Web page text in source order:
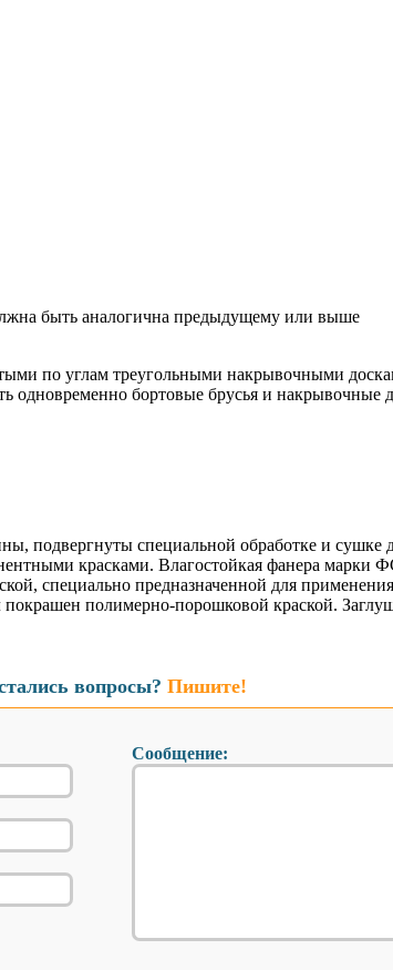
быть аналогична предыдущему или выше
по углам треугольными накрывочными
одновременно бортовые брусья и накрывочные
подвергнуты специальной обработке и
красками. Влагостойкая фанера марки
специально предназначенной для
полимерно-порошковой краской.
вопросы? Пишите!
Сообщение: